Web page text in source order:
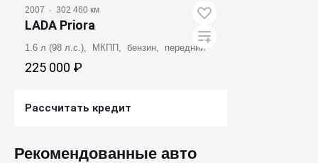
2007 · 302 460 км
LADA Priora
1.6 л (98 л.с.), МКПП, бензин, передний
225 000 ₽
Рассчитать кредит
Рекомендованные авто